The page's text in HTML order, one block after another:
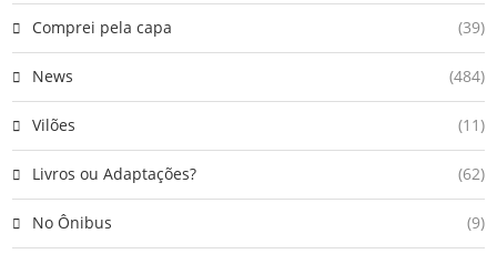
Comprei pela capa (39)
News (484)
Vilões (11)
Livros ou Adaptações? (62)
No Ônibus (9)